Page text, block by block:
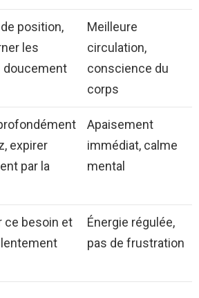
position,
les
doucement
Meilleure
circulation,
conscience du
corps
expirer
par la
Apaisement
immédiat, calme
mental
ce besoin et
Énergie régulée,
pas de frustration